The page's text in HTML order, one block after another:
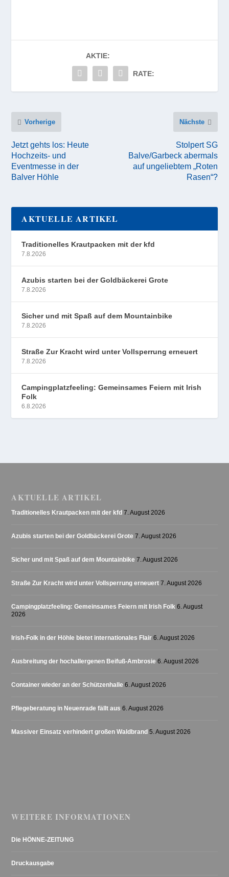
AKTIE:
RATE:
Vorherige
Jetzt gehts los: Heute
Hochzeits- und
Eventmesse in der
Balver Höhle
Nächste
Stolpert SG
Balve/Garbeck abermals
auf ungeliebtem „Roten
Rasen“?
AKTUELLE ARTIKEL
Traditionelles Krautpacken mit der kfd
7.8.2026
Azubis starten bei der Goldbäckerei Grote
7.8.2026
Sicher und mit Spaß auf dem Mountainbike
7.8.2026
Straße Zur Kracht wird unter Vollsperrung erneuert
7.8.2026
Campingplatzfeeling: Gemeinsames Feiern mit Irish
Folk
6.8.2026
AKTUELLE ARTIKEL
Traditionelles Krautpacken mit der kfd 7. August 2026
Azubis starten bei der Goldbäckerei Grote 7. August 2026
Sicher und mit Spaß auf dem Mountainbike 7. August 2026
Straße Zur Kracht wird unter Vollsperrung erneuert 7. August 2026
Campingplatzfeeling: Gemeinsames Feiern mit Irish Folk 6. August
2026
Irish-Folk in der Höhle bietet internationales Flair 6. August 2026
Ausbreitung der hochallergenen Beifuß-Ambrosie 6. August 2026
Container wieder an der Schützenhalle 6. August 2026
Pflegeberatung in Neuenrade fällt aus 6. August 2026
Massiver Einsatz verhindert großen Waldbrand 5. August 2026
WEITERE INFORMATIONEN
Die HÖNNE-ZEITUNG
Druckausgabe